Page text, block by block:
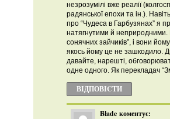
незрозумілі вже реалії
радянської епохи та ін.).
про “Чудеса в Гарбузянах” я
натягнутими й неприродними.
сонячних зайчиків”, і вони
якось йому це не зашкодило.
давайте, нарешті,
одне одного. Як перекладач
ВІДПОВІCТИ
Blade коментує: